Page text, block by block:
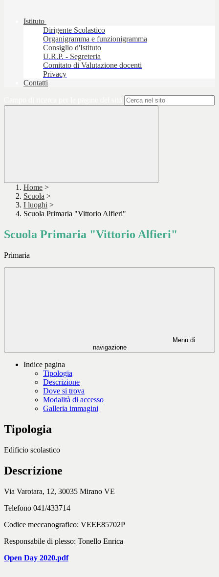
Istituto
Dirigente Scolastico
Organigramma e funzionigramma
Consiglio d'Istituto
U.R.P. - Segreteria
Comitato di Valutazione docenti
Privacy
Contatti
Home >
Scuola >
I luoghi >
Scuola Primaria "Vittorio Alfieri"
Scuola Primaria "Vittorio Alfieri"
Primaria
Menu di
navigazione
Indice pagina
Tipologia
Descrizione
Dove si trova
Modalità di accesso
Galleria immagini
Tipologia
Edificio scolastico
Descrizione
Via Varotara, 12, 30035 Mirano VE
Telefono 041/433714
Codice meccanografico: VEEE85702P
Responsabile di plesso: Tonello Enrica
Open Day 2020.pdf